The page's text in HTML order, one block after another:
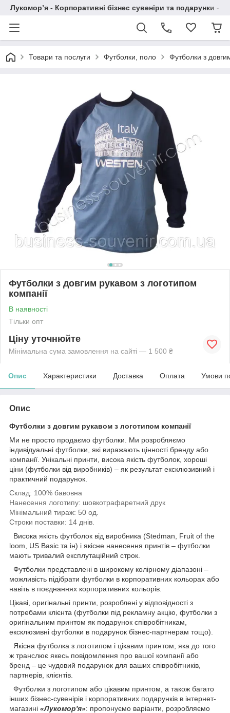
Лукомор’я - Корпоративні бізнес сувеніри та подарунки -
Товари та послуги Футболки, поло Футболки з
Футболки з довгим рукавом з логотипом
компанії
В наявності
Тільки опт
Ціну уточнюйте
Мінімальна сума замовлення на сайті — 1 500 ₴
Опис Характеристики Доставка Оплата Умови
Опис
Футболки з довгим рукавом з логотипом компанії
Ми не просто продаємо футболки. Ми розробляємо
індивідуальні футболки, які виражають цінності бренду або
компанії. Унікальні принти, висока якість футболок, хороші
ціни (футболки від виробників) – як результат ексклюзивний і
практичний подарунок.
Склад: 100% бавовна
Нанесення логотипу: шовкотрафаретний друк
Мінімальний тираж: 50 од.
Строки поставки: 14 днів.
Висока якість футболок від виробника (Stedman, Fruit of the
loom, US Basic та ін) і якісне нанесення принтів – футболки
мають тривалий експлутаційний строк.
Футболки представлені в широкому колірному діапазоні –
можливість підібрати футболки в корпоративних кольорах або
навіть в поєднаннях корпоративних кольорів.
Цікаві, оригінальні принти, розроблені у відповідності з
потребами клієнта (футболки під рекламну акцію, футболки з
оригінальним принтом як подарунок співробітникам,
ексклюзивні футболки в подарунок бізнес-партнерам тощо).
Якісна футболка з логотипом і цікавим принтом, яка до того
ж транслює якесь повідомлення про вашої компанії або
бренд – це чудовий подарунок для ваших співробітників,
партнерів, клієнтів.
Футболки з логотипом або цікавим принтом, а також багато
інших бізнес-сувенірів і корпоративних подарунків в інтернет-
магазині «Лукомор'я»: пропонуємо варіанти, розробляємо